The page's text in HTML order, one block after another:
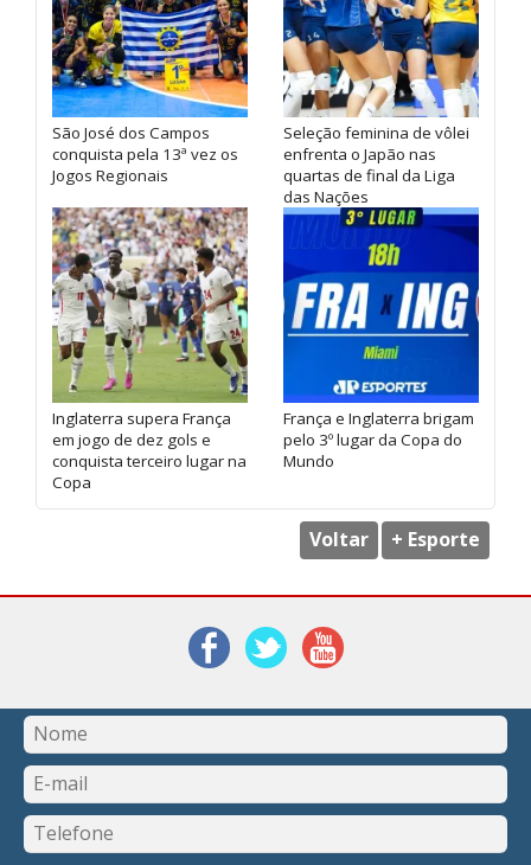
São José dos Campos
conquista pela 13ª vez os
Jogos Regionais
Seleção feminina de vôlei
enfrenta o Japão nas
quartas de final da Liga
das Nações
Inglaterra supera França
em jogo de dez gols e
conquista terceiro lugar na
Copa
França e Inglaterra brigam
pelo 3º lugar da Copa do
Mundo
Voltar + Esporte